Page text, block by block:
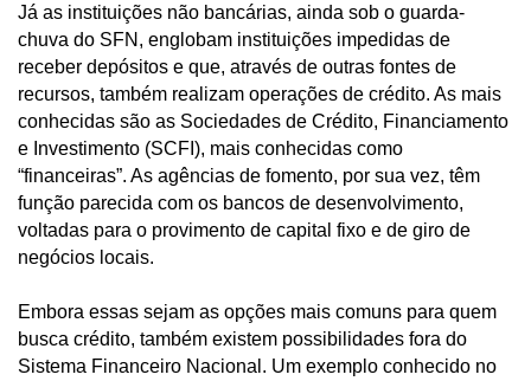
Já as instituições não bancárias, ainda sob o guarda-
chuva do SFN, englobam instituições impedidas de
receber depósitos e que, através de outras fontes de
recursos, também realizam operações de crédito. As mais
conhecidas são as Sociedades de Crédito, Financiamento
e Investimento (SCFI), mais conhecidas como
“financeiras”. As agências de fomento, por sua vez, têm
função parecida com os bancos de desenvolvimento,
voltadas para o provimento de capital fixo e de giro de
negócios locais.
Embora essas sejam as opções mais comuns para quem
busca crédito, também existem possibilidades fora do
Sistema Financeiro Nacional. Um exemplo conhecido no